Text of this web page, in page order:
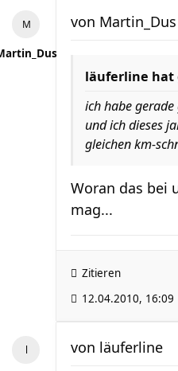
von Martin_Dus
läuferline hat
ich habe
und ich dieses
gleichen km-
Woran das bei
mag...
Zitieren
12.04.2010, 16:09
von läuferline